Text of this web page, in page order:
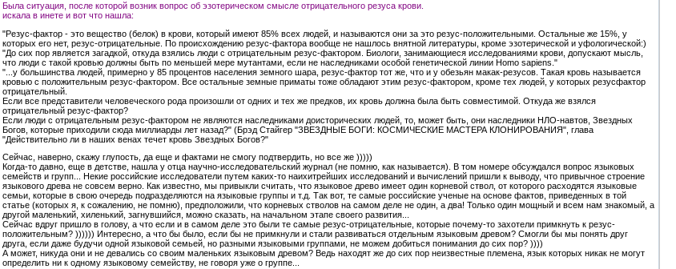
Была ситуация, после которой возник вопрос об эзотерическом смысле отрицательного резуса крови.
искала в инете и вот что нашла:
"Резус-фактор - это вещество (белок) в крови, который имеют 85% всех людей, и называются они за это резус-положительными. Остальные же 15%, у
которых его нет, резус-отрицательные. По происхождению резус-фактора вообще не нашлось внятной литературы, кроме эзотерической и уфологической:)
"До сих пор является загадкой, откуда взялись люди с отрицательным резус-фактором. Биологи, занимающиеся исследованиями крови, допускают мысль,
что люди с такой кровью должны быть по меньшей мере мутантами, если не наследниками особой генетической линии Homo sapiens."
"...у большинства людей, примерно у 85 процентов населения земного шара, резус-фактор тот же, что и у обезьян макак-резусов. Такая кровь называется
кровью с положительным резус-фактором. Все остальные земные приматы тоже обладают этим резус-фактором, кроме тех людей, у которых резусфактор
отрицательный.
Если все представители человеческого рода произошли от одних и тех же предков, их кровь должна была быть совместимой. Откуда же взялся
отрицательный резус-фактор?
Если люди с отрицательным резус-фактором не являются наследниками доисторических людей, то, может быть, они наследники НЛО-навтов, Звездных
Богов, которые приходили сюда миллиарды лет назад?" (Брэд Стайгер "ЗВЕЗДНЫЕ БОГИ: КОСМИЧЕСКИЕ МАСТЕРА КЛОНИРОВАНИЯ", глава
"Действительно ли в наших венах течет кровь Звездных Богов?"
Сейчас, наверно, скажу глупость, да еще и фактами не смогу подтвердить, но все же )))))
Когда-то давно, еще в детстве, нашла у отца научно-исследовательский журнал (не помню, как называется). В том номере обсуждался вопрос языковых
семейств и групп... Некие российские исследователи путем каких-то наихитрейших исследований и вычислений пришли к выводу, что привычное строение
языкового древа не совсем верно. Как известно, мы привыкли считать, что языковое древо имеет один корневой ствол, от которого расходятся языковые
семьи, которые в свою очередь подразделяются на языковые группы и т.д. Так вот, те самые российские ученые на основе фактов, приведенных в той
статье (которых я, к сожалению, не помню), предположили, что корневых стволов на самом деле не один, а два! Только один мощный и всем нам знакомый, а
другой маленький, хиленький, загнувшийся, можно сказать, на начальном этапе своего развития...
Сейчас вдруг пришло в голову, а что если и в самом деле это были те самые резус-отрицательные, которые почему-то захотели примкнуть к резус-
положительным? )))))) Интересно, а что бы было, если бы не примкнули и стали развиваться отдельным языковым древом? Смогли бы мы понять друг
друга, если даже будучи одной языковой семьей, но разными языковыми группами, не можем добиться понимания до сих пор? ))))
А может, никуда они и не девались со своим маленьких языковым древом? Ведь находят же до сих пор неизвестные племена, язык которых никак не могут
определить ни к одному языковому семейству, не говоря уже о группе...